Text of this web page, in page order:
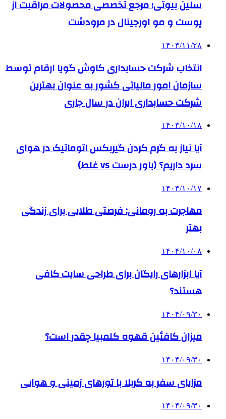
سلین بیوتی؛ مرجع تخصصی محصولات مراقبت از
پوست و مو اورجینال در مرودشت
۱۴۰۳/۱۱/۲۸
انتخاب شرکت حسابداری کاوش گویا ارقام توسط
سازمان امور مالیاتی کشور به عنوان بهترین
شرکت حسابداری ایران در سال جاری
۱۴۰۳/۱۰/۱۸
آیا نیاز به گرم کردن گیربکس اتوماتیک در هوای
سرد داریم؟ (باور درست vs غلط)
۱۴۰۳/۱۰/۱۷
مهاجرت به رومانی: فرصتی طلایی برای زندگی
بهتر
۱۴۰۴/۱۰/۰۸
آیا ابزارهای رایگان برای طراحی سایت کافی
هستند؟
۱۴۰۴/۰۹/۳۰
میزان کافئین قهوه کلمبیا چقدر است؟
۱۴۰۴/۰۹/۳۰
مزایای سفر به کربلا با تورهای زمینی و هوایی
۱۴۰۴/۰۹/۳۰